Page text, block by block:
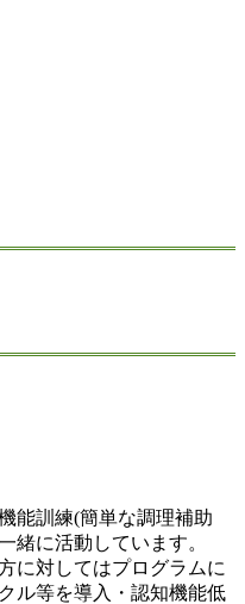
能訓練(簡単な調理補助
緒に活動しています。
に対してはプログラムに
ル等を導入・認知機能低